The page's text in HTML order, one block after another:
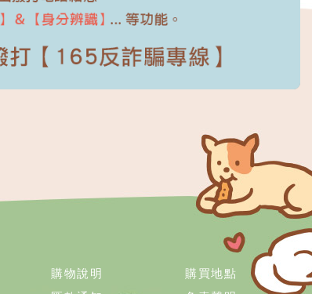
購物說明
購買地點